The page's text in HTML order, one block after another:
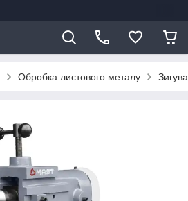
Обробка листового металу